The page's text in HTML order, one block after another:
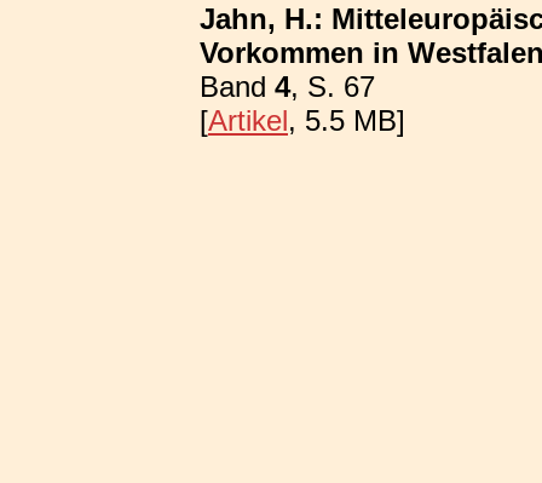
Jahn, H.:
Vorkommen in
Band 4, S. 67
[Artikel, 5.5 MB]